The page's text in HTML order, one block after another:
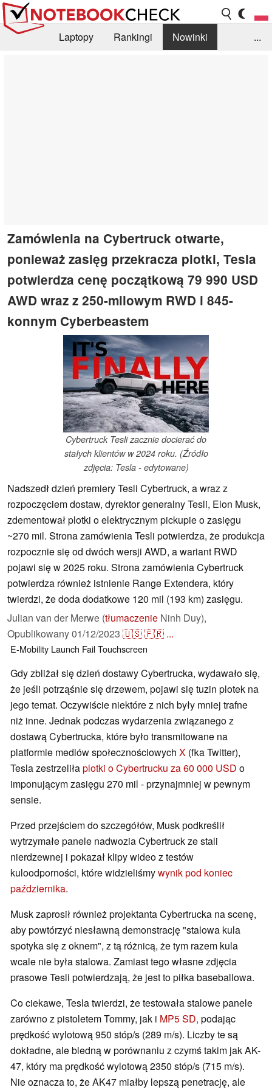
Laptopy Rankingi
Nowinki
...
Zamówienia na Cybertruck otwarte,
ponieważ zasięg przekracza plotki, Tesla
potwierdza cenę początkową 79 990 USD
AWD wraz z 250-milowym RWD i 845-
konnym Cyberbeastem
Cybertruck Tesli zacznie docierać do
stałych klientów w 2024 roku. (Źródło
zdjęcia: Tesla - edytowane)
Nadszedł dzień premiery Tesli Cybertruck, a wraz z
rozpoczęciem dostaw, dyrektor generalny Tesli, Elon Musk,
zdementował plotki o elektrycznym pickupie o zasięgu
~270 mil. Strona zamówienia Tesli potwierdza, że produkcja
rozpocznie się od dwóch wersji AWD, a wariant RWD
pojawi się w 2025 roku. Strona zamówienia Cybertruck
potwierdza również istnienie Range Extendera, który
twierdzi, że doda dodatkowe 120 mil (193 km) zasięgu.
Julian van der Merwe (tłumaczenie Ninh Duy),
Opublikowany01/12/2023 🇺🇸🇫🇷 ...
E-Mobility Launch FailTouchscreen
Gdy zbliżał się dzień dostawy Cybertrucka, wydawało się,
że jeśli potrząśnie się drzewem, pojawi się tuzin plotek na
jego temat. Oczywiście niektóre z nich były mniej trafne
niż inne. Jednak podczas wydarzenia związanego z
dostawą Cybertrucka, które było transmitowane na
platformie mediów społecznościowych X (fka Twitter),
Tesla zestrzeliłaplotki o Cybertrucku za 60 000 USD o
imponującym zasięgu 270 mil - przynajmniej w pewnym
sensie.
Przed przejściem do szczegółów, Musk podkreślił
wytrzymałe panele nadwozia Cybertruck ze stali
nierdzewnej i pokazał klipy wideo z testów
kuloodporności, które widzieliśmywynik pod koniec
października.
Musk zaprosił również projektanta Cybertrucka na scenę,
aby powtórzyć niesławną demonstrację "stalowa kula
spotyka się z oknem", z tą różnicą, że tym razem kula
wcale nie była stalowa. Zamiast tego własne zdjęcia
prasowe Tesli potwierdzają, że jest to piłka baseballowa.
Co ciekawe, Tesla twierdzi, że testowała stalowe panele
zarówno z pistoletem Tommy, jak i MP5 SD, podając
prędkość wylotową 950 stóp/s (289 m/s). Liczby te są
dokładne, ale bledną w porównaniu z czymś takim jak AK-
47, który ma prędkość wylotową 2350 stóp/s (715 m/s).
Nie oznacza to, że AK47 miałby lepszą penetrację, ale